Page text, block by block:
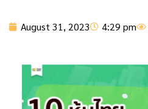
August 31, 2023 4:29 pm